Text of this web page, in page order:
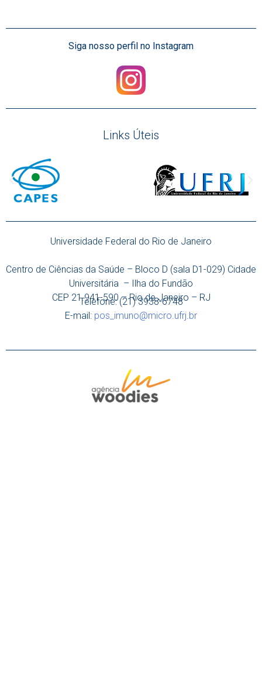
Siga nosso perfil no Instagram
Links Úteis
Universidade Federal do Rio de Janeiro
Centro de Ciências da Saúde – Bloco D (sala D1-029) Cidade
Universitária – Ilha do Fundão
CEP 21.941-590 – Rio de Janeiro – RJ
Telefone: (21) 3938-6748
E-mail: pos_imuno@micro.ufrj.br